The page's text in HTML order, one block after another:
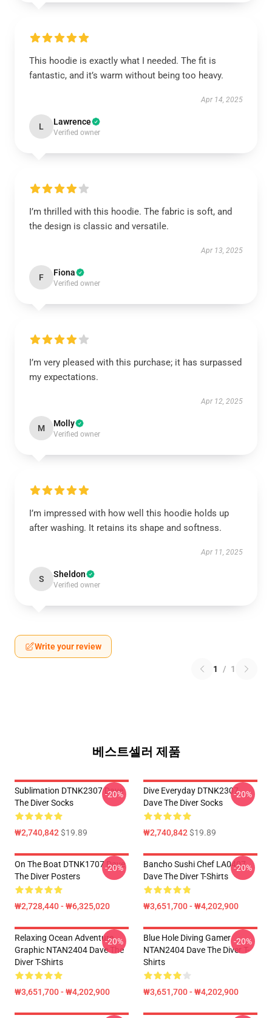
This hoodie is exactly what I needed. The fit is
fantastic, and it’s warm without being too heavy.
Apr 14, 2025
L Lawrence
Verified owner
I’m thrilled with this hoodie. The fabric is soft, and
the design is classic and versatile.
Apr 13, 2025
F Fiona
Verified owner
I’m very pleased with this purchase; it has surpassed
my expectations.
Apr 12, 2025
M Molly
Verified owner
I’m impressed with how well this hoodie holds up
after washing. It retains its shape and softness.
Apr 11, 2025
S Sheldon
Verified owner
Write your review
1 / 1
베스트셀러 제품
Sublimation DTNK2307 Dave
The Diver Socks
₩2,740,842$19.89
-20%
Dive Everyday DTNK2307
Dave The Diver Socks
₩2,740,842$19.89
-20%
On The Boat DTNK1707 Dave
The Diver Posters
₩2,728,440 - ₩6,325,020
-20%
Bancho Sushi Chef LA0407
Dave The Diver T-Shirts
₩3,651,700 - ₩4,202,900
-20%
Relaxing Ocean Adventure
Graphic NTAN2404 Dave The
Diver T-Shirts
₩3,651,700 - ₩4,202,900
-20%
Blue Hole Diving Gamer
NTAN2404 Dave The Diver T-
Shirts
₩3,651,700 - ₩4,202,900
-20%